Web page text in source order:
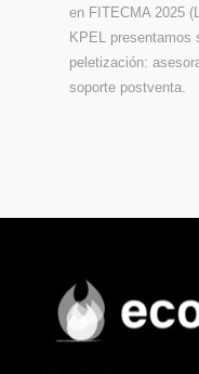
en FITECMA 2025
KPEL presentamos
peletización:
soporte postventa.